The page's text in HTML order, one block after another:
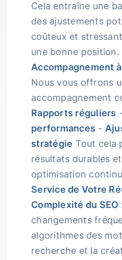
Cela entraîne une
des ajustements
coûteux et
une bonne position.
Accompagnement
Nous vous offrons
accompagnement
Rapports réguliers -
performances -
stratégie Tout cela
résultats durables
optimisation
Service de Votre
Complexité du SEO
changements
algorithmes des
recherche et la